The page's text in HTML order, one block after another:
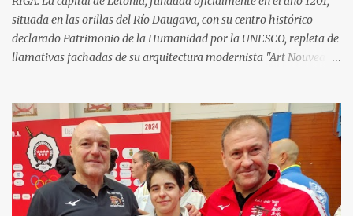
facetas que...
situada en las orillas del Río Daugava, con su centro histórico
declarado Patrimonio de la Humanidad por la UNESCO, repleta de
llamativas fachadas de su arquitectura modernista "Art Nouveau",
Kata 2025; en el "International Exhibition Centre", con todo
dispuesto para uno de los campeonatos continentales con más
participantes en esta disciplina. (23 países y cerca de 400 judokas).
Para el "JudoElTemplo - Team Madrid/Fran & Tibor" era nuestra
4a participación en un Campeonato de Europa de Judo Kata ...
pero la primera en la cual participamos con 2 Katas: Kodokan